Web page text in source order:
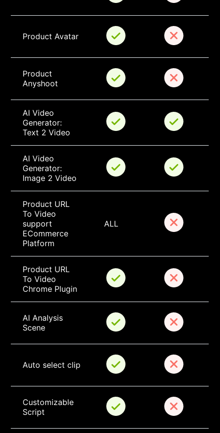
Product Avatar
Product
Anyshoot
AI Video
Generator:
Text 2 Video
AI Video
Generator:
Image 2 Video
Product URL
To Video
support
ECommerce
Platform
ALL
Product URL
To Video
Chrome Plugin
AI Analysis
Scene
Auto select clip
Customizable
Script